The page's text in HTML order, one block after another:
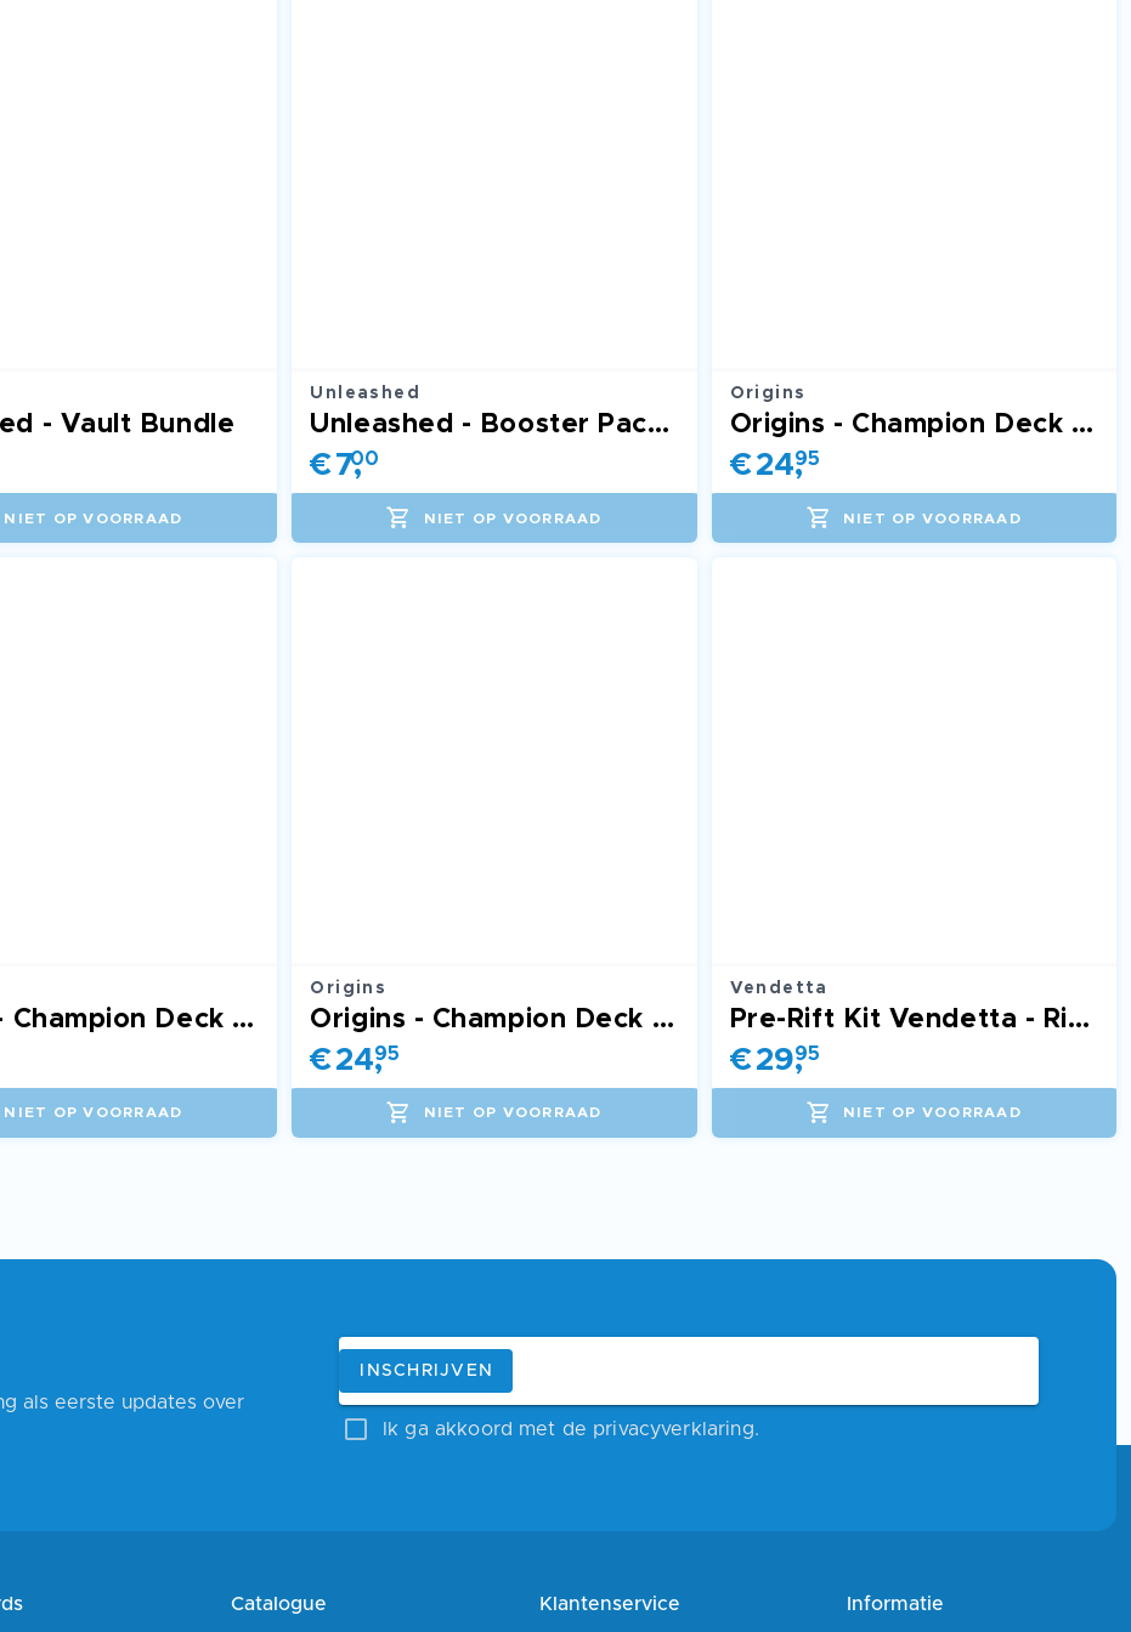
- Vault Bundle
NIET OP VOORRAAD
Unleashed
Unleashed - Booster Pack UNL
€7,
00
NIET OP VOORRAAD
Origins
Origins - Champion Deck (Lee Sin)
€24,
95
NIET OP VOORRAAD
Origins - Champion Deck (Jinx)
NIET OP VOORRAAD
Origins
Origins - Champion Deck (Viktor)
€24,
95
NIET OP VOORRAAD
Vendetta
Pre-Rift Kit Vendetta - Riftbound
€29,
95
NIET OP VOORRAAD
als eerste updates over
Blijf op de hoogte
E-mailadres
INSCHRIJVEN
Ik ga akkoord met de privacyverklaring.
Catalogue Klantenservice Informatie